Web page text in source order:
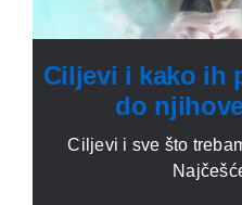
Ciljevi i kako ih
do
Ciljevi i sve što